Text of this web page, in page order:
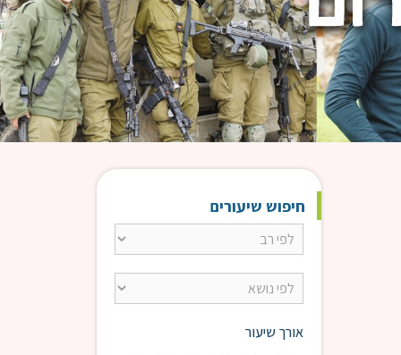
חיפוש שיעורים
אורך שיעור